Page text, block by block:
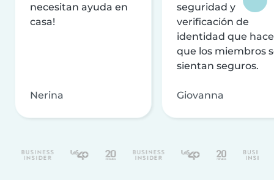
necesitan ayuda en
casa!
Nerina
seguridad y
verificación de
identidad que
que los miembros
sientan seguros.
Giovanna